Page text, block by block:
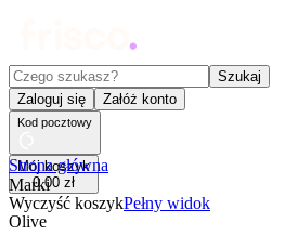
Czego szukasz?
Szukaj
Zaloguj się
Załóż konto
Kod pocztowy
Mój koszyk
0,00 zł
Wyczyść koszykPełny widok
Strona główna
Marki
Olive